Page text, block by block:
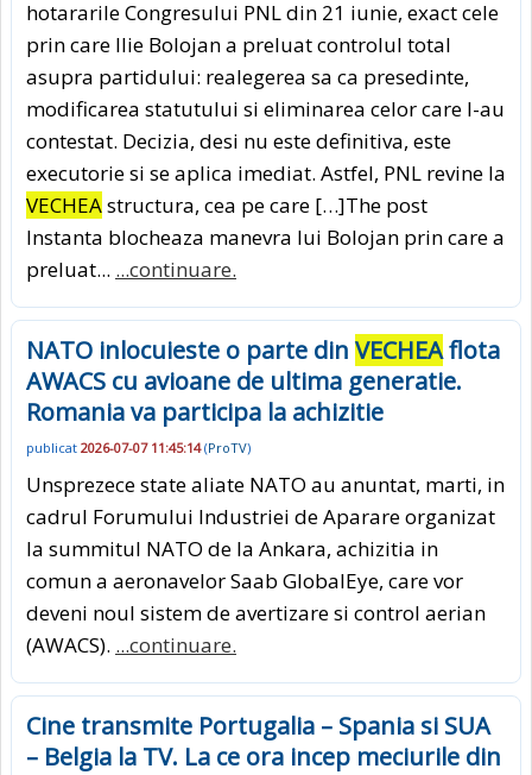
hotararile Congresului PNL din 21 iunie, exact cele
prin care Ilie Bolojan a preluat controlul total
asupra partidului: realegerea sa ca presedinte,
modificarea statutului si eliminarea celor care l-au
contestat. Decizia, desi nu este definitiva, este
executorie si se aplica imediat. Astfel, PNL revine la
VECHEAstructura, cea pe care […]The post
Instanta blocheaza manevra lui Bolojan prin care a
preluat... ...continuare.
NATO inlocuieste o parte din VECHEAflota
AWACS cu avioane de ultima generatie.
Romania va participa la achizitie
publicat 2026-07-07 11:45:14(ProTV)
Unsprezece state aliate NATO au anuntat, marti, in
cadrul Forumului Industriei de Aparare organizat
la summitul NATO de la Ankara, achizitia in
comun a aeronavelor Saab GlobalEye, care vor
deveni noul sistem de avertizare si control aerian
(AWACS). ...continuare.
Cine transmite Portugalia – Spania si SUA
– Belgia la TV. La ce ora incep meciurile din